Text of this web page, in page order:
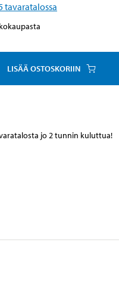
tavaratalossa
LISÄÄ OSTOSKORIIN
jo 2 tunnin kuluttua!